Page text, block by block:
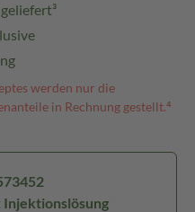
werden nur die
in Rechnung gestellt.⁴